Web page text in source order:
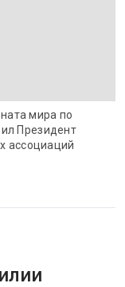
мира по
Президент
ассоциаций